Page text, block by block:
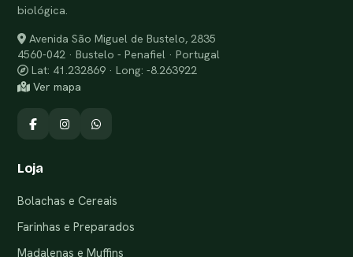
biológica.
Avenida São Miguel de Bustelo, 2835
4560-042 · Bustelo - Penafiel · Portugal
Lat: 41.232869 · Long: -8.263922
Ver mapa
Loja
Bolachas e Cereais
Farinhas e Preparados
Madalenas e Muffins